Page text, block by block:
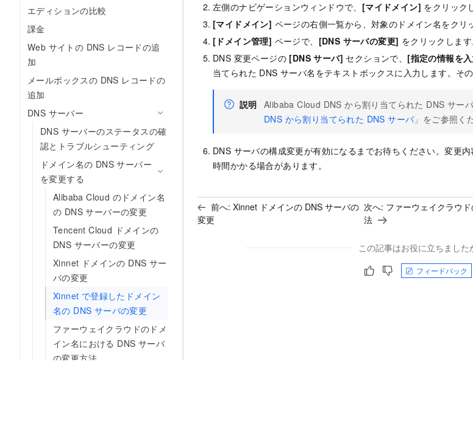
エディションの比較
課金
Web サイトの DNS レコードの追
加
メールボックスの DNS レコードの
追加
DNS サーバー
DNS サーバーのステータスの確
認とトラブルシューティング
ドメイン名の DNS サーバー
を変更する
Alibaba Cloud のドメイン名
の DNS サーバーの変更
Tencent Cloud ドメインの
DNS サーバーの変更
Xinnet ドメインの DNS サー
バの変更
Xinnet で登録したドメイン
名の DNS サーバの変更
ファーウェイクラウドのドメ
イン名における DNS サーバ
の変更方法
左側のナビゲーションウィンドウで、 [マイドメイン] をクリック
[マイドメイン] ページの右側一覧から、対象のドメイン名をクリ
[ドメイン管理] ページで、 [DNS サーバの変更] をクリックします
DNS 変更ページの [DNS サーバ] セクションで、 [指定の情報を
当てられた DNS サーバ名をテキストボックスに入力します。その
説明 Alibaba Cloud DNS から割り当てられた DNS サー
DNS から割り当てられた DNS サーバ」をご参照く
DNS サーバの構成変更が有効になるまでお待ちください。変更
時間かかる場合があります。
前へ: Xinnet ドメインの DNS サーバの
変更
次へ: ファーウェイクラウ
法
この記事はお役に立ちました
フィードバック